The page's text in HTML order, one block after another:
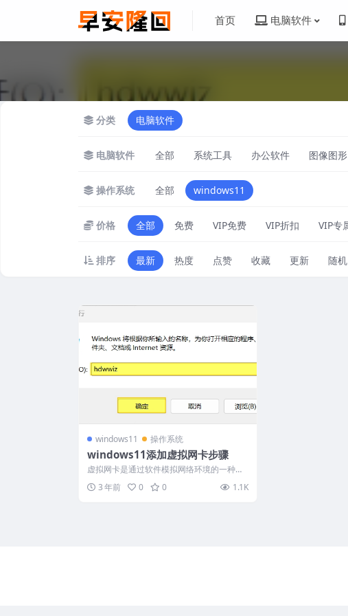
首页 电脑软件
分类 电脑软件
电脑软件 全部 系统工具 办公软件 图像图形
操作系统 全部 windows11
价格 全部 免费 VIP免费 VIP折扣 VIP专
排序 最新 热度 点赞 收藏 更新 随机
windows11 操作系统
windows11添加虚拟网卡步骤
虚拟网卡是通过软件模拟网络环境的一种技
术，它相当于在系统中模拟了一个网卡，可
以供...3 年前 0 0 1.1K